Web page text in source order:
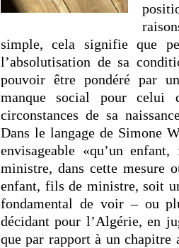
simple, cela signifie que
l’absolutisation de sa
pouvoir être pondéré par
manque social pour
circonstances de sa
Dans le langage de Simone
envisageable «qu’un
ministre, dans cette mesure
enfant, fils de ministre, soit
fondamental de voir – ou
décidant pour l’Algérie, en
que par rapport à un